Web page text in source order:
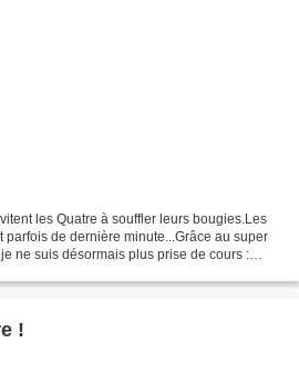
les Quatre à souffler leurs bougies.Les
parfois de dernière minute...Grâce au super
ne suis désormais plus prise de cours :
!